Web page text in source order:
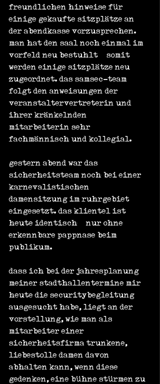
freundlichen hinweise für
einige gekaufte sitzplätze an
der abendkasse vorzusprechen.
man hat den saal noch einmal im
vorfeld neu bestuhlt – somit
werden einige sitzplätze neu
zugeordnet. das samsec-team
folgt den anweisungen der
veranstaltervertreterin und
ihrer kränkelnden
mitarbeiterin sehr
fachmännisch und kollegial.
gestern abend war das
sicherheitsteam noch bei einer
karnevalistischen
damensitzung im ruhrgebiet
eingesetzt. das klientel ist
heute identisch – nur ohne
erkennbare pappnase beim
publikum.
dass ich bei der jahresplanung
meiner stadthallentermine mir
heute die securitybegleitung
ausgesucht habe, liegt an der
vorstellung, wie man als
mitarbeiter einer
sicherheitsfirma trunkene,
liebestolle damen davon
abhalten kann, wenn diese
gedenken, eine bühne stürmen zu